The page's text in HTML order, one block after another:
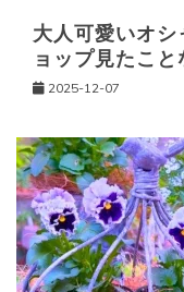
大人可愛いオ
ョップ見たこと
2025-12-07